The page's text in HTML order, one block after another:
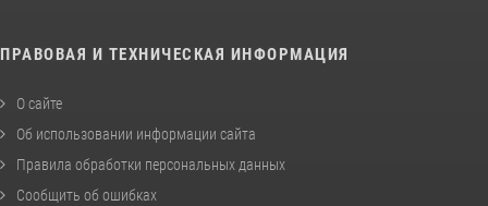
ПРАВОВАЯ И ТЕХНИЧЕСКАЯ ИНФОРМАЦИЯ
О сайте
Об использовании информации сайта
Правила обработки персональных данных
Сообщить об ошибках